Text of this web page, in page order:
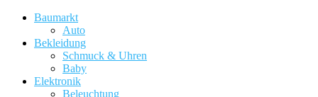
Baumarkt
Auto
Bekleidung
Schmuck & Uhren
Baby
Elektronik
Beleuchtung